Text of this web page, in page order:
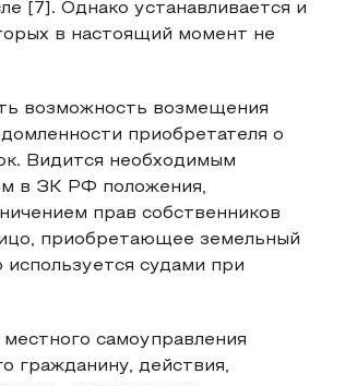
[7]. Однако устанавливается и
в настоящий момент не
возможность возмещения
приобретателя о
Видится необходимым
в ЗК РФ положения,
прав собственников
приобретающее земельный
судами при
самоуправления
гражданину, действия,